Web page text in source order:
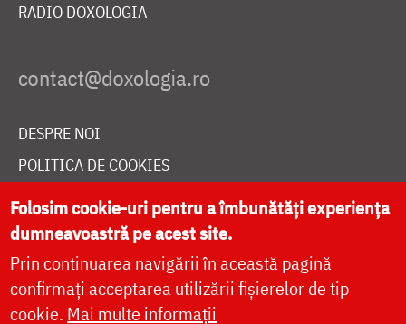
RADIO DOXOLOGIA
DESPRE NOI
POLITICA DE COOKIES
DONEAZĂ ONLINE PENTRU CATEDRALA NAȚIONALĂ
LIVE
Folosim cookie-uri pentru a îmbunătăți experiența
dumneavoastră pe acest site.
Prin continuarea navigării în această pagină
confirmați acceptarea utilizării fișierelor de tip
cookie. Mai multe informații